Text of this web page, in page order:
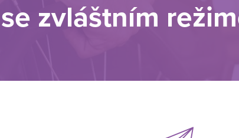
zvláštním